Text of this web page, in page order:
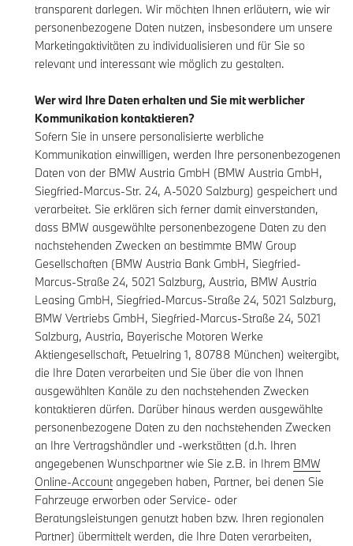
transparent darlegen. Wir möchten Ihnen erläutern, wie wir
personenbezogene Daten nutzen, insbesondere um unsere
Marketingaktivitäten zu individualisieren und für Sie so
relevant und interessant wie möglich zu gestalten.
Wer wird Ihre Daten erhalten und Sie mit werblicher
Kommunikation kontaktieren?
Sofern Sie in unsere personalisierte werbliche
Kommunikation einwilligen, werden Ihre personenbezogenen
Daten von der BMW Austria GmbH (BMW Austria GmbH,
Siegfried-Marcus-Str. 24, A-5020 Salzburg) gespeichert und
verarbeitet. Sie erklären sich ferner damit einverstanden,
dass BMW ausgewählte personenbezogene Daten zu den
nachstehenden Zwecken an bestimmte BMW Group
Gesellschaften (BMW Austria Bank GmbH, Siegfried-
Marcus-Straße 24, 5021 Salzburg, Austria, BMW Austria
Leasing GmbH, Siegfried-Marcus-Straße 24, 5021 Salzburg,
BMW Vertriebs GmbH, Siegfried-Marcus-Straße 24, 5021
Salzburg, Austria, Bayerische Motoren Werke
Aktiengesellschaft, Petuelring 1, 80788 München) weitergibt,
die Ihre Daten verarbeiten und Sie über die von Ihnen
ausgewählten Kanäle zu den nachstehenden Zwecken
kontaktieren dürfen. Darüber hinaus werden ausgewählte
personenbezogene Daten zu den nachstehenden Zwecken
an Ihre Vertragshändler und -werkstätten (d.h. Ihren
angegebenen Wunschpartner wie Sie z.B. in Ihrem BMW
Online-Accountangegeben haben, Partner, bei denen Sie
Fahrzeuge erworben oder Service- oder
Beratungsleistungen genutzt haben bzw. Ihren regionalen
Partner) übermittelt werden, die Ihre Daten verarbeiten,